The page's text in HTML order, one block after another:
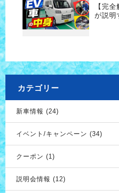
【完
が説明
カテゴリー
新車情報 (24)
イベント/キャンペーン (34)
クーポン (1)
説明会情報 (12)